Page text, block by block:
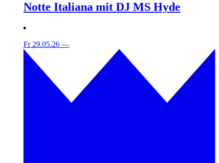
Notte Italiana mit DJ MS Hyde
Fr 29.05.26 —